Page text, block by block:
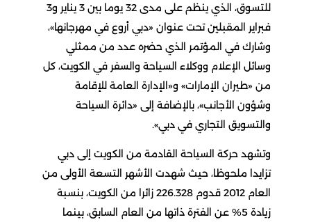
للتسوق، الذي ينظم على مدى 32 يوما بين 3 يناير و3
فبراير المقبلين تحت عنوان «دبي أروع في مهرجانها»،
وشارك في المؤتمر الذي حضره عدد من ممثلي
وسائل الإعلام ووكلاء السياحة والسفر في الكويت، كل
من «طيران الإمارات» و«الإدارة العامة للإقامة
وشؤون الأجانب»، بالإضافة إلى «دائرة السياحة
والتسويق التجاري في دبي».
وتشهد حركة السياحة القادمة من الكويت إلى دبي
تزايدا ملحوظا، حيث شهدت الأشهر التسعة الأولى من
العام 2012 قدوم 226.328 زائرا من الكويت، بنسبة
زيادة 5% عن الفترة ذاتها من العام السابق، بينما